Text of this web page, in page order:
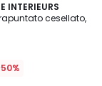
INTERIEURS
cesellato,